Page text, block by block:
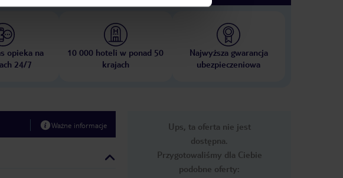
opieka na
24/7
10 000 hoteli w ponad 50
krajach
Najwyższa gwarancja
ubezpieczeniowa
Ważne informacje
Ups, ta oferta nie jest
dostępna.
Przygotowaliśmy dla Ciebie
podobne oferty: